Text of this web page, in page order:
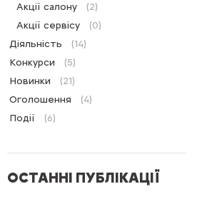
Акції салону
(2)
Акції сервісу
(0)
Діяльність
(14)
Конкурси
(5)
Новинки
(21)
Оголошення
(4)
Події
(6)
ОСТАННІ ПУБЛІКАЦІЇ